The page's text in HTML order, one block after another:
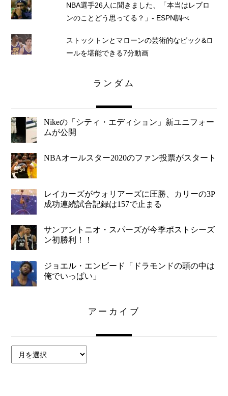
NBA選手26人に聞きました、「本当はレブロ
ンのことどう思ってる？」- ESPN調べ
ストックトンとマローンの芸術的なピック&ロ
ールを堪能できる7分動画
ランダム
Nikeの「シティ・エディション」新ユニフォー
ムが公開
NBAオールスター2020のファン投票がスタート
レイカーズがウォリアーズに圧勝、カリーの3P
成功連続試合記録は157で止まる
サンアントニオ・スパーズが今季ポストシーズ
ン初勝利！！
ジョエル・エンビード「ドラモンドの頭の中は
俺でいっぱい」
アーカイブ
ー